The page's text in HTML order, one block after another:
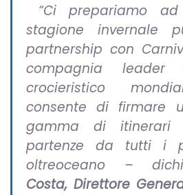
“Ci prepariamo
stagione invernale
partnership con
compagnia leader
crocieristico
consente di firmare
gamma di itinerari
partenze da tutti i
oltreoceano –
Costa, Direttore